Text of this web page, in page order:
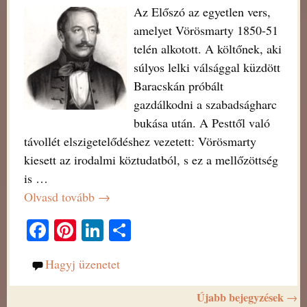
Az Előszó az egyetlen vers,
amelyet Vörösmarty 1850-51
telén alkotott. A költőnek, aki
súlyos lelki válsággal küzdött
Baracskán próbált
gazdálkodni a szabadságharc
bukása után. A Pesttől való
távollét elszigetelődéshez vezetett: Vörösmarty
kiesett az irodalmi köztudatból, s ez a mellőzöttség
is …
Olvasd tovább →
Fa
bo
ok
Pi
er
es
Li
ed
In m
Hagyj üzenetet
Újabb bejegyzések →